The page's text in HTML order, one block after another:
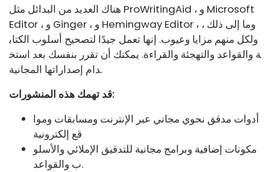
هناك العديد من البدائل مثل ProWritingAid ، و Microsoft
Editor ، و Ginger ، و Hemingway Editor ، وما إلى ذلك ،
ولكل منهم مزايا وعيوب. إنها تعمل جيدًا لتصحيح أسلوب الكتاب
ة والقواعد والتهجئة والقراءة. يمكنك أن تقرر بنفسك بعد استخ
دام إصداراتها المجانية.
قد تهمك هذه المنشورات:
أدوات مدقق نحوي مجاني عبر الإنترنت ومسابقات وموا
قع إلكترونية
مكونات إضافية وبرامج مجانية للتدقيق الإملائي والأسلو
ب والقواعد.